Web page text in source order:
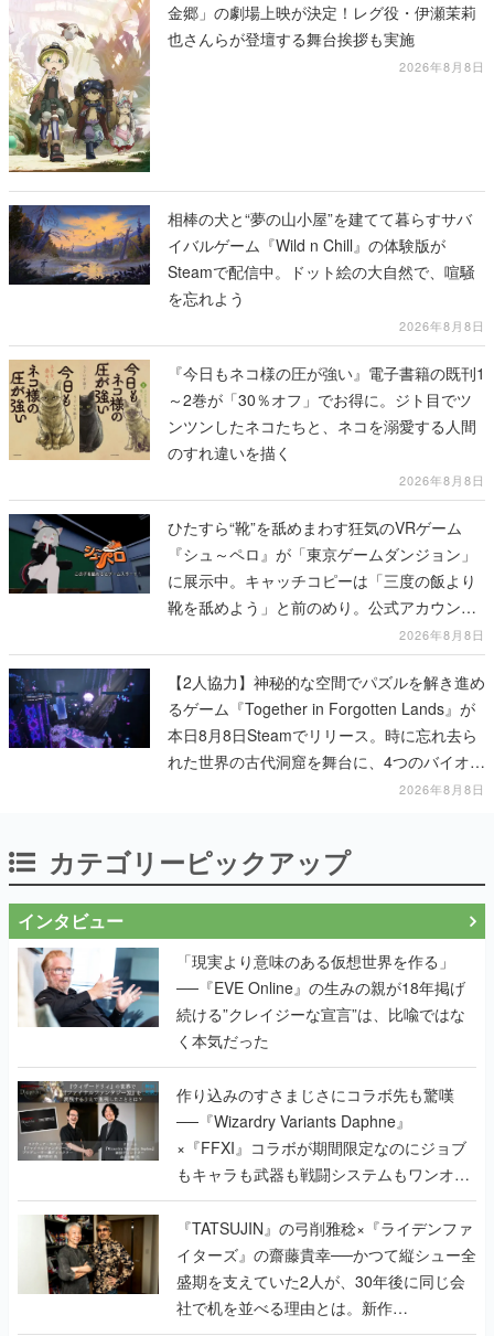
金郷」の劇場上映が決定！レグ役・伊瀬茉莉
也さんらが登壇する舞台挨拶も実施
2026年8月8日
相棒の犬と“夢の山小屋”を建てて暮らすサバ
イバルゲーム『Wild n Chill』の体験版が
Steamで配信中。ドット絵の大自然で、喧騒
を忘れよう
2026年8月8日
『今日もネコ様の圧が強い』電子書籍の既刊1
～2巻が「30％オフ」でお得に。ジト目でツ
ンツンしたネコたちと、ネコを溺愛する人間
のすれ違いを描く
2026年8月8日
ひたすら“靴”を舐めまわす狂気のVRゲーム
『シュ～ペロ』が「東京ゲームダンジョン」
に展示中。キャッチコピーは「三度の飯より
靴を舐めよう」と前のめり。公式アカウント
も開設され、2026年リリースに向けて開発中
2026年8月8日
【2人協力】神秘的な空間でパズルを解き進め
るゲーム『Together in Forgotten Lands』が
本日8月8日Steamでリリース。時に忘れ去ら
れた世界の古代洞窟を舞台に、4つのバイオー
2026年8月8日
カテゴリーピックアップ
インタビュー
「現実より意味のある仮想世界を作る」
──『EVE Online』の生みの親が18年掲げ
続ける”クレイジーな宣言”は、比喩ではな
く本気だった
作り込みのすさまじさにコラボ先も驚嘆
──『Wizardry Variants Daphne』
×『FFXI』コラボが期間限定なのにジョブ
もキャラも武器も戦闘システムもワンオフ
で作り込まれた理由を両ディレクターに聞
く
『TATSUJIN』の弓削雅稔×『ライデンファ
イターズ』の齋藤貴幸──かつて縦シュー全
盛期を支えていた2人が、30年後に同じ会
社で机を並べる理由とは。新作